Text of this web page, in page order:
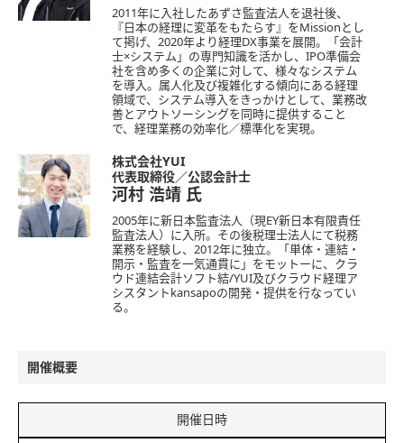
2011年に入社したあずさ監査法人を退社後、
『日本の経理に変革をもたらす』をMissionとし
て掲げ、2020年より経理DX事業を展開。「会計
士×システム」の専門知識を活かし、IPO準備会
社を含め多くの企業に対して、様々なシステム
を導入。属人化及び複雑化する傾向にある経理
領域で、システム導入をきっかけとして、業務改
善とアウトソーシングを同時に提供すること
で、経理業務の効率化／標準化を実現。
株式会社YUI
代表取締役／公認会計士
河村 浩靖 氏
2005年に新日本監査法人（現EY新日本有限責任
監査法人）に入所。その後税理士法人にて税務
業務を経験し、2012年に独立。「単体・連結・
開示・監査を一気通貫に」をモットーに、クラ
ウド連結会計ソフト結/YUI及びクラウド経理ア
シスタントkansapoの開発・提供を行なってい
る。
開催概要
開催日時